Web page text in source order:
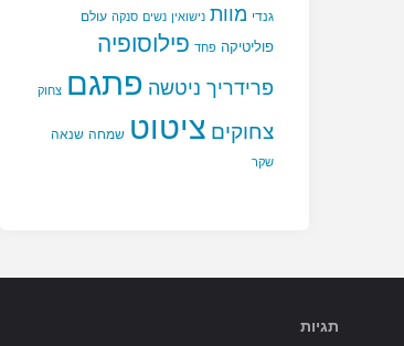
גנדי מוות נישואין נשים סנקה עולם
פוליטיקה פחד פילוסופיה
פרידריך ניטשה פתגם צחוק
צחוקים ציטוט שמחה שנאה
שקר
תגיות